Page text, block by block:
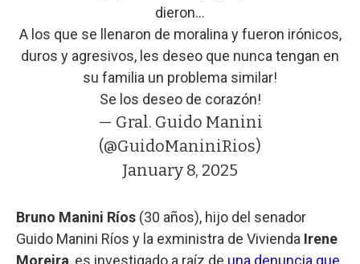
dieron...
A los que se llenaron de moralina y fueron irónicos,
duros y agresivos, les deseo que nunca tengan en
su familia un problema similar!
Se los deseo de corazón!
— Gral. Guido Manini
(@GuidoManiniRios)
January 8, 2025
Bruno Manini Ríos (30 años), hijo del senador
Guido Manini Ríos y la exministra de Vivienda Irene
Moreira, es investigado a raíz de una denuncia que